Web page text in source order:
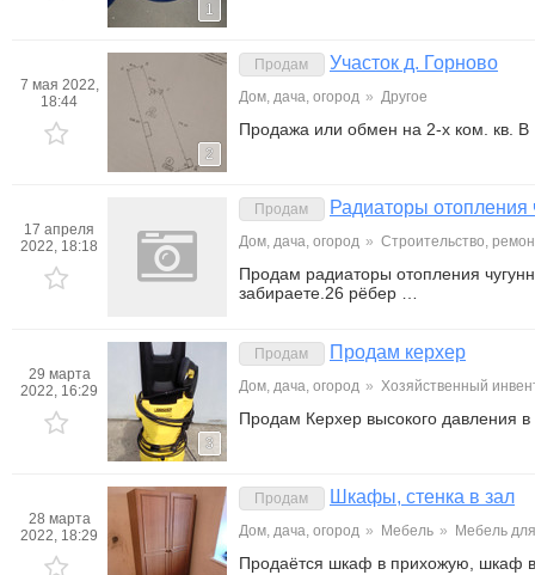
1
7 мая 2022,
18:44
2
Продам Участок д. Горново
Дом, дача, огород » Другое
Продажа или обмен на 2-х ком. кв.
17 апреля
2022, 18:18
Продам Радиаторы отопления
Дом, дача, огород » Строительство,
Продам радиаторы отопления
забираете.26 рёбер …
29 марта
2022, 16:29
3
Продам Продам керхер
Дом, дача, огород » Хозяйственный
Продам Керхер высокого давления
28 марта
2022, 18:29
Продам Шкафы, стенка в зал
Дом, дача, огород » Мебель » Мебель
Продаётся шкаф в прихожую, шкаф